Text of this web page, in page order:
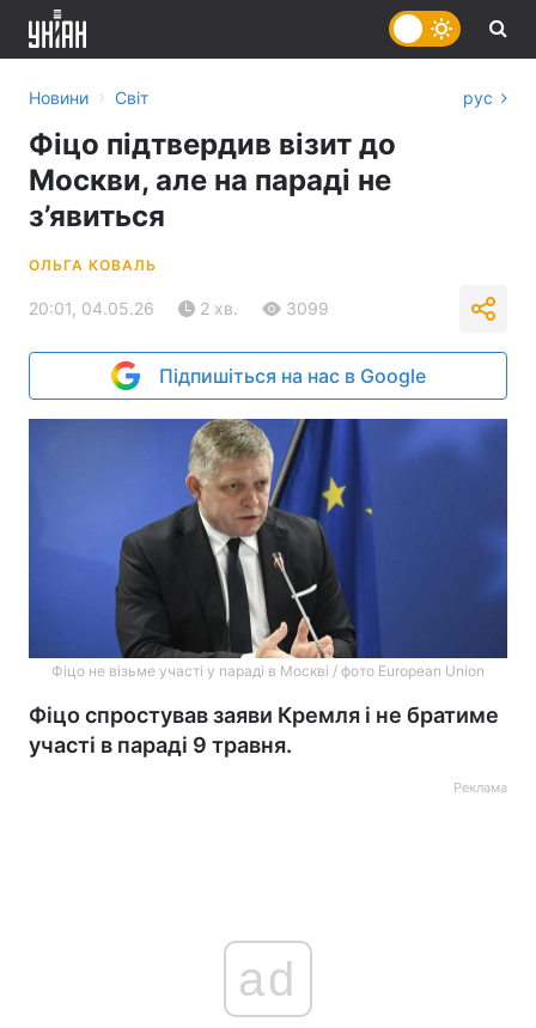
Новини › Світ рус
Фіцо підтвердив візит до
Москви, але на параді не
з’явиться
ОЛЬГА КОВАЛЬ
20:01, 04.05.26 2 хв. 3099
Підпишіться на нас в Google
Фіцо не візьме участі у параді в Москві / фото European Union
Фіцо спростував заяви Кремля і не братиме
участі в параді 9 травня.
Реклама
ad